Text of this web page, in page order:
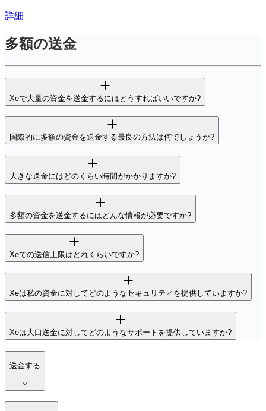
詳細
多額の送金
Xeで大量の資金を送金するにはどうすればいいですか?
国際的に多額の資金を送金する最良の方法は何でしょうか?
大きな送金にはどのくらい時間がかかりますか?
多額の資金を送金するにはどんな情報が必要ですか?
Xeでの送信上限はどれくらいですか?
Xeは私の資金に対してどのようなセキュリティを提供していますか?
Xeは大口送金に対してどのようなサポートを提供していますか?
送金する